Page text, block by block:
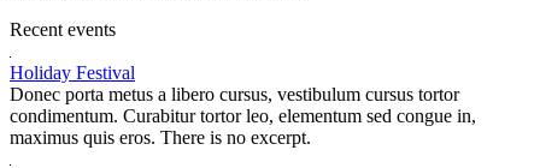
Recent events
Holiday Festival
Donec porta metus a libero cursus, vestibulum cursus tortor
condimentum. Curabitur tortor leo, elementum sed congue in,
maximus quis eros. There is no excerpt.